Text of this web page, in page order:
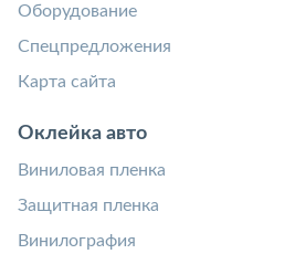
Оборудование
Спецпредложения
Карта сайта
Оклейка авто
Виниловая пленка
Защитная пленка
Винилография